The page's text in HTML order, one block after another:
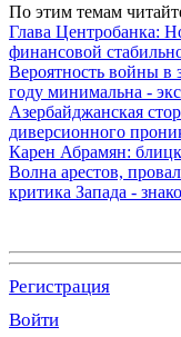
По этим темам
Глава Центробанка:
финансовой
Вероятность войны в
году минимальна -
Азербайджанская
диверсионного
Карен Абрамян:
Волна арестов,
критика Запада -
Регистрация
Войти